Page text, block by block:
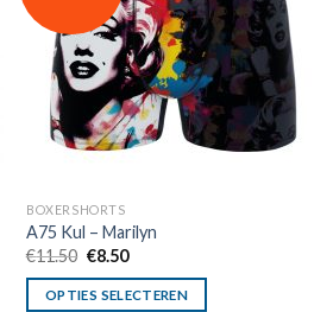
BOXERSHORTS
A75 Kul – Marilyn
€11.50 Oorspronkelijke
was:
€11.50.
€8.50Huidige
is:
€8.50.
OPTIES SELECTEREN